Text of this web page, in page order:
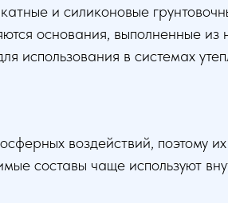
и силиконовые
основания, выполненные
использования в системах
воздействий, поэтому
составы чаще используют